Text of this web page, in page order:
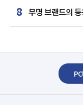
8 무명 브랜드의